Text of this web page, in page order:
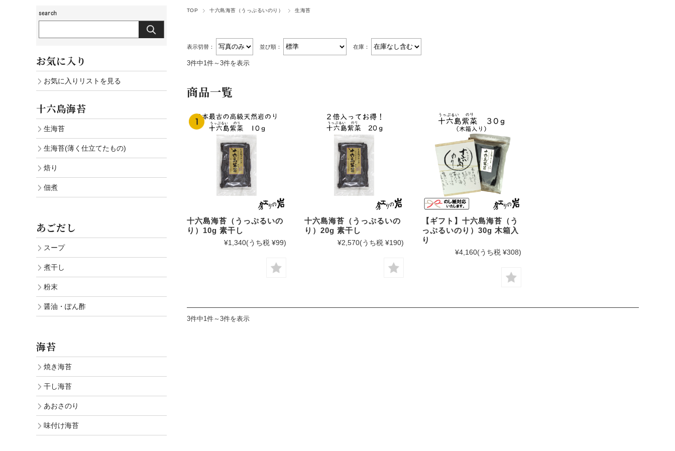
海苔
佃煮
ふりかけ
調味料
TOP 十六島海苔（うっぷるいのり） 生海苔
表示切替： 並び順： 在庫：
3件中1件～3件を表示
商品一覧
十六島海苔（うっぷるいの
り）10g 素干し
¥1,340(うち税 ¥99)
十六島海苔（うっぷるいの
り）20g 素干し
¥2,570(うち税 ¥190)
【ギフト】十六島海苔（う
っぷるいのり）30g 木箱入
り
¥4,160(うち税 ¥308)
3件中1件～3件を表示
お気に入り
お気に入りリストを見る
十六島海苔
生海苔
生海苔(薄く仕立てたもの)
焙り
佃煮
あごだし
スープ
煮干し
粉末
醤油・ぽん酢
海苔
焼き海苔
干し海苔
あおさのり
味付け海苔